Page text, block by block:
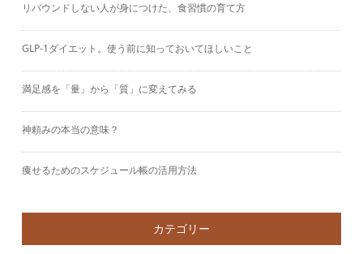
リバウンドしない人が身につけた、食習慣の育て方
GLP-1ダイエット。使う前に知っておいてほしいこと
満足感を「量」から「質」に変えてみる
神頼みの本当の意味？
痩せるためのスケジュール帳の活用方法
カテゴリー